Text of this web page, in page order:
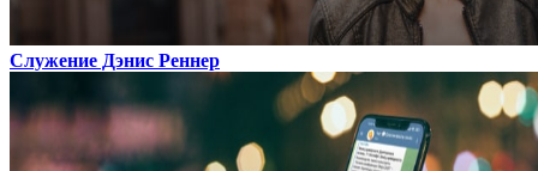
Служение Дэнис Реннер